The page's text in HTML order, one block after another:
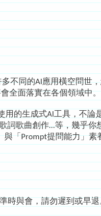
不同的AI應用橫空問世
全面落實在各個領域中。
用的生成式AI工具，不
詞歌曲創作…等，幾乎你
「Prompt提問能力」
時與會，請勿遲到或早退